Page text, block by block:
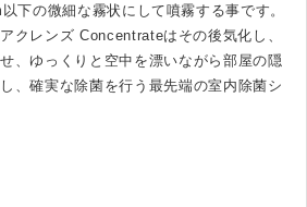
下の微細な霧状にして噴霧する事です。
クレンズ Concentrateはその後気化し、
、ゆっくりと空中を漂いながら部屋の隠
、確実な除菌を行う最先端の室内除菌シ